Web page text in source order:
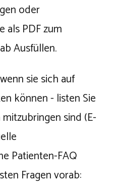
oder
als PDF zum
Ausfüllen.
sie sich auf
können - listen Sie
sind (E-
Patienten-FAQ
Fragen vorab: